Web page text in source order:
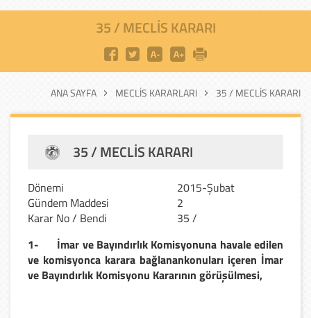
35 / MECLIS KARARI
ANA SAYFA MECLIS KARARLARI 35 / MECLIS KARARI
35 / MECLIS KARARI
Dönemi
2015-Şubat
Gündem Maddesi
2
Karar No / Bendi
35 /
1-
İmar ve Bayındırlık Komisyonuna havale edilen
ve komisyonca karara bağlanankonuları içeren İmar
ve Bayındırlık Komisyonu Kararının görüşülmesi,